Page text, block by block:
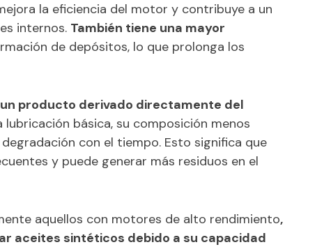
la eficiencia del motor y contribuye a un
internos. También tiene una mayor
de depósitos, lo que prolonga los
producto derivado directamente del
lubricación básica, su composición menos
con el tiempo. Esto significa que
y puede generar más residuos en el
aquellos con motores de alto rendimiento,
aceites sintéticos debido a su capacidad